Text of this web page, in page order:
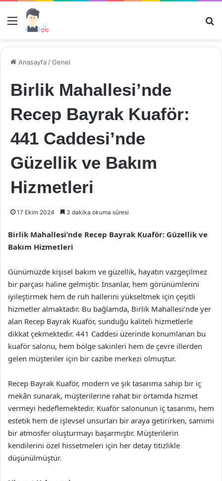
Menü
Anasayfa /Genel
Birlik Mahallesi’nde
Recep Bayrak Kuaför:
441 Caddesi’nde
Güzellik ve Bakım
Hizmetleri
17 Ekim 2024 3 dakika okuma süresi
Birlik Mahallesi’nde Recep Bayrak Kuaför: Güzellik ve
Bakım Hizmetleri
Günümüzde kişisel bakım ve güzellik, hayatın vazgeçilmez
bir parçası haline gelmiştir. İnsanlar, hem görünümlerini
iyileştirmek hem de ruh hallerini yükseltmek için çeşitli
hizmetler almaktadır. Bu bağlamda, Birlik Mahallesi’nde yer
alan Recep Bayrak Kuaför, sunduğu kaliteli hizmetlerle
dikkat çekmektedir. 441 Caddesi üzerinde konumlanan bu
kuaför salonu, hem bölge sakinleri hem de çevre illerden
gelen müşteriler için bir cazibe merkezi olmuştur.
Recep Bayrak Kuaför, modern ve şık tasarıma sahip bir iç
mekân sunarak, müşterilerine rahat bir ortamda hizmet
vermeyi hedeflemektedir. Kuaför salonunun iç tasarımı, hem
estetik hem de işlevsel unsurları bir araya getirirken, samimi
bir atmosfer oluşturmayı başarmıştır. Müşterilerin
kendilerini özel hissetmeleri için her detay titizlikle
düşünülmüştür.